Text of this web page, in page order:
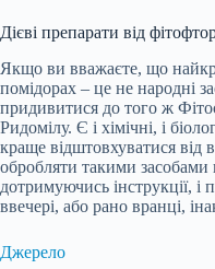
Дієві препарати від
Якщо ви вважаєте, що
помідорах – це не народні
придивитися до того ж
Ридомілу. Є і хімічні, і
краще відштовхуватися від
обробляти такими
дотримуючись інструкції,
ввечері, або рано вранці,
Джерело